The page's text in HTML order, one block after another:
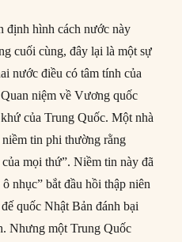
định hình cách nước này
cuối cùng, đây lại là một sự
nước điều có tâm tính của
niệm về Vương quốc
của Trung Quốc. Một nhà
tin phi thường rằng
mọi thứ”. Niềm tin này đã
nhục” bắt đầu hồi thập niên
quốc Nhật Bản đánh bại
Nhưng một Trung Quốc